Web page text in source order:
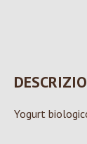
Yogurt